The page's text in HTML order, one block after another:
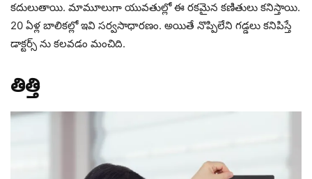
కదులుతాయి. మామూలుగా యువతుల్లో ఈ రకమైన కణితులు కనిస్తాయి.
20 ఏళ్ల బాలికల్లో ఇవి సర్వసాధారణం. అయితే నొప్పిలేని గడ్డలు కనిపిస్తే
డాక్టర్స్ ను కలవడం మంచిది.
తిత్తి